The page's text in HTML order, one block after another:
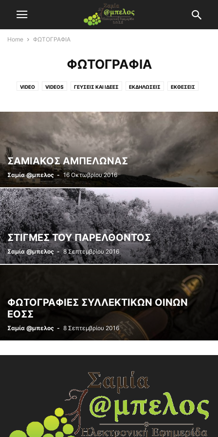
Home ΦΩΤΟΓΡΑΦΙΑ
ΦΩΤΟΓΡΑΦΙΑ
VIDEO VIDEOS ΓΕΥΣΕΙΣ ΚΑΙ ΙΔΕΕΣ ΕΚΔΗΛΩΣΕΙΣ ΕΚΘΕΣΕΙΣ
ΚΑΛΛΙΕΡΓΕΙΑ ΚΡΙΤΙΚΕΣ ΟΙΝΟΙ ΟΙΝΟΙ ΕΟΣΣ ΠΡΟΣΩΠΑ
ΤΑΥΤΟΤΗΤΑ ΦΩΤΟΓΡΑΦΙΑ
ΣΑΜΙΑΚΟΣ ΑΜΠΕΛΩΝΑΣ
Σαμία @μπελος - 16 Οκτωβρίου 2016
ΣΤΙΓΜΕΣ ΤΟΥ ΠΑΡΕΛΘΟΝΤΟΣ
Σαμία @μπελος - 8 Σεπτεμβρίου 2016
ΦΩΤΟΓΡΑΦΙΕΣ ΣΥΛΛΕΚΤΙΚΩΝ ΟΙΝΩΝ
ΕΟΣΣ
Σαμία @μπελος - 8 Σεπτεμβρίου 2016